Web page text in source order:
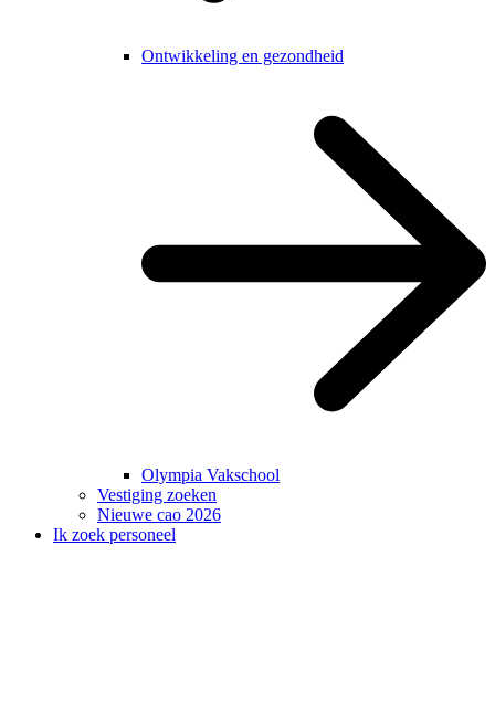
Ontwikkeling en gezondheid
Olympia Vakschool
Vestiging zoeken
Nieuwe cao 2026
Ik zoek personeel